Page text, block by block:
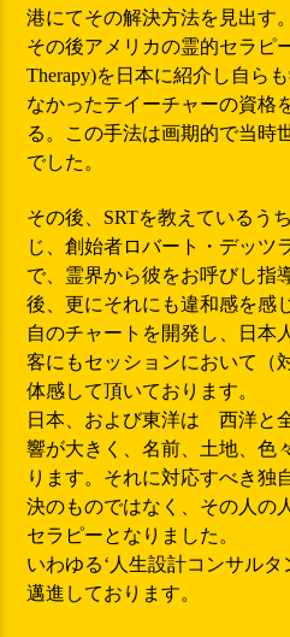
港にてその解決方法を見出す。
その後アメリカの霊的セラピ
Therapy)を日本に紹介し自ら
なかったテイーチャーの資格
る。この手法は画期的で当時
でした。
その後、SRTを教えているう
じ、創始者ロバート・デッツ
で、霊界から彼をお呼びし指
後、更にそれにも違和感を感
自のチャートを開発し、日本
客にもセッションにおいて（
体感して頂いております。
日本、および東洋は 西洋と
響が大きく、名前、土地、色
ります。それに対応すべき独
決のものではなく、その人の
セラピーとなりました。
いわゆる‘人生設計コンサル
邁進しております。